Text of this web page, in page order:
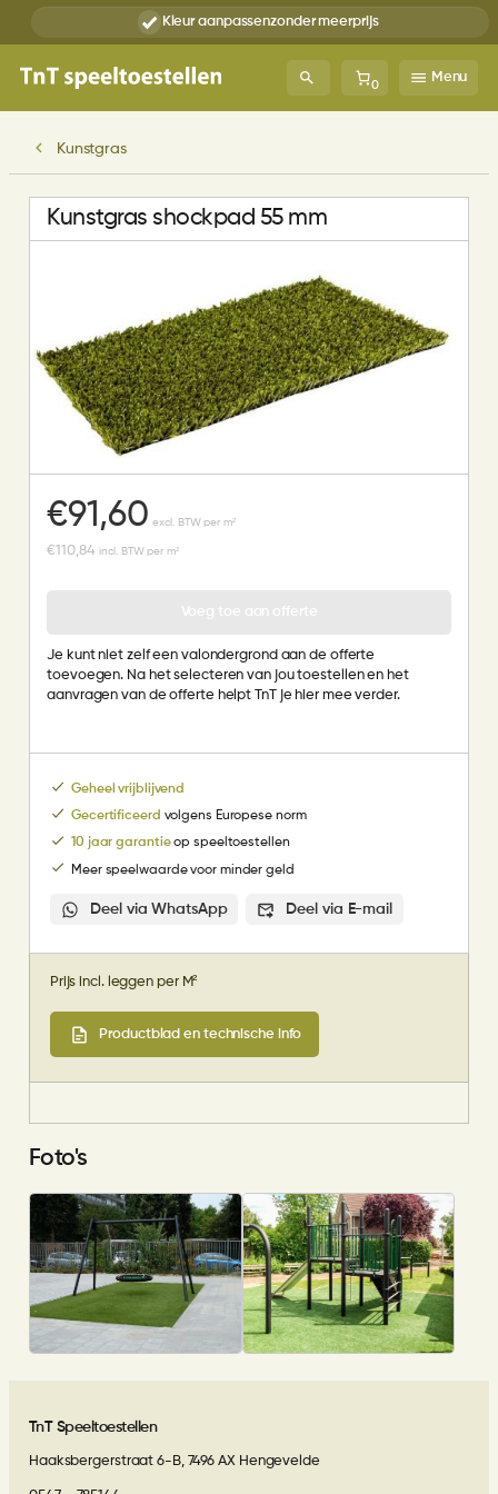
Kleur aanpassenzonder meerprijs
0
Menu
Kunstgras
Kunstgras shockpad 55 mm
€91,60 excl. BTW per m²
€110,84 incl. BTW per m²
Je kunt niet zelf een valondergrond aan de offerte
toevoegen. Na het selecteren van jou toestellen en het
aanvragen van de offerte helpt TnT je hier mee verder.
Geheel vrijblijvend
Gecertificeerd volgens Europese norm
10 jaar garantieop speeltoestellen
Meer speelwaarde voor minder geld
Deel via WhatsApp Deel via E-mail
Prijs incl. leggen per M²
Productblad en technische info
Foto's
TnT Speeltoestellen
Haaksbergerstraat 6-B, 7496 AX Hengevelde